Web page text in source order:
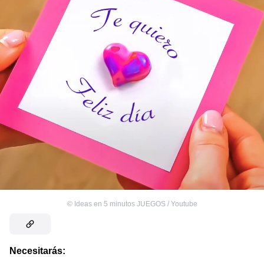
© Ideas en 5 minutos JUEGOS / Youtube
Necesitarás: